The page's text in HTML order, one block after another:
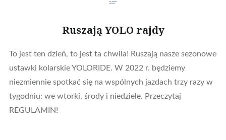
Ruszają YOLO rajdy
To jest ten dzień, to jest ta chwila! Ruszają nasze sezonowe
ustawki kolarskie YOLORIDE. W 2022 r. będziemy
niezmiennie spotkać się na wspólnych jazdach trzy razy w
tygodniu: we wtorki, środy i niedziele. Przeczytaj
REGULAMIN!